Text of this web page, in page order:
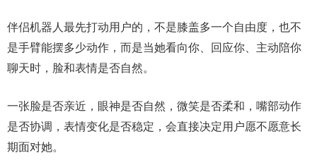
伴侣机器人最先打动用户的，不是膝盖多一个自由度，也不
是手臂能摆多少动作，而是当她看向你、回应你、主动陪你
聊天时，脸和表情是否自然。
一张脸是否亲近，眼神是否自然，微笑是否柔和，嘴部动作
是否协调，表情变化是否稳定，会直接决定用户愿不愿意长
期面对她。